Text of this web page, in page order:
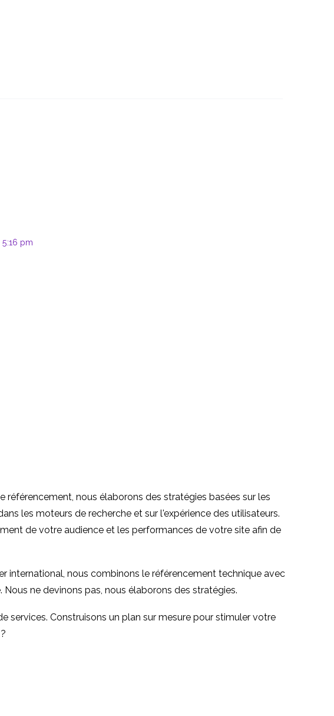
pm
référencement, nous élaborons des stratégies basées sur les
les moteurs de recherche et sur l'expérience des utilisateurs.
de votre audience et les performances de votre site afin de
international, nous combinons le référencement technique avec
ne devinons pas, nous élaborons des stratégies.
services. Construisons un plan sur mesure pour stimuler votre